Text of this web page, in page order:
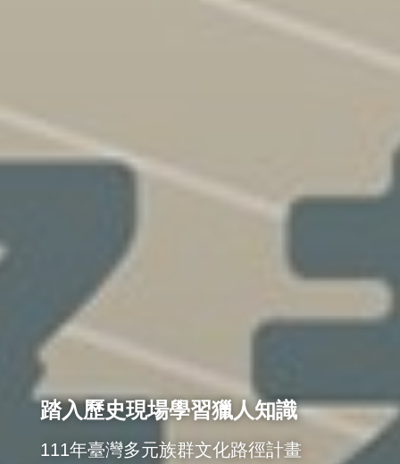
踏入歷史現場學習獵人知識
111年臺灣多元族群文化路徑計畫